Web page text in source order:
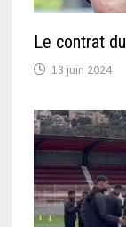
Le contrat
13 juin 2024